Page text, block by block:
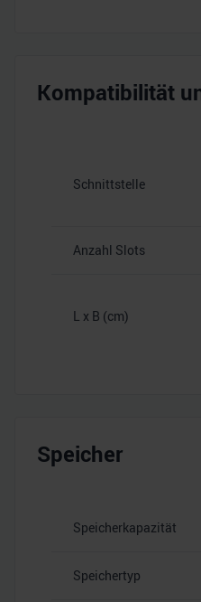
Kompatibilität
Schnittstelle
Anzahl Slots
L x B (cm)
Speicher
Speicherkapazität
Speichertyp